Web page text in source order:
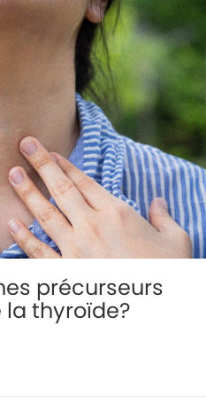
précurseurs
thyroïde?